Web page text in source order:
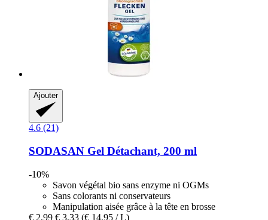
Ajouter
4.6 (21)
SODASAN Gel Détachant, 200 ml
-10%
Savon végétal bio sans enzyme ni OGMs
Sans colorants ni conservateurs
Manipulation aisée grâce à la tête en brosse
€ 2,99 € 3,33 (€ 14,95 / L)